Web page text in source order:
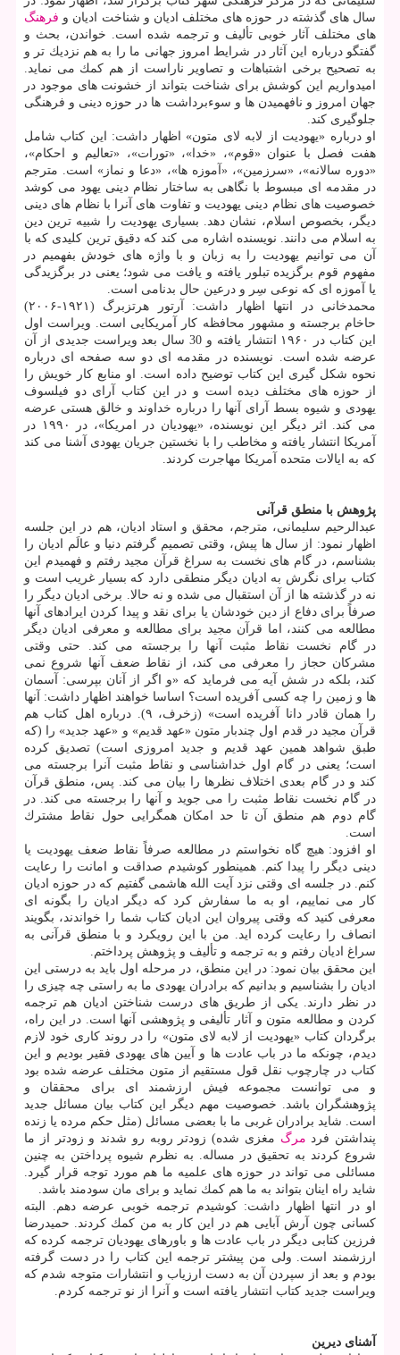
سال های گذشته در حوزه های مختلف ادیان و شناخت ادیان و فرهنگ
های مختلف آثار خوبی تألیف و ترجمه شده است. خواندن، بحث و
گفتگو درباره این آثار در شرایط امروز جهانی ما را به هم نزدیك تر و
به تصحیح برخی اشتباهات و تصاویر ناراست از هم كمك می نماید.
امیدواریم این كوشش برای شناخت بتواند از خشونت های موجود در
جهان امروز و نافهمیدن ها و سوءبرداشت ها در حوزه دینی و فرهنگی
جلوگیری كند.
او درباره «یهودیت از لابه لای متون» اظهار داشت: این كتاب شامل
هفت فصل با عنوان «قوم»، «خدا»، «تورات»، «تعالیم و احكام»،
«دوره سالانه»، «سرزمین»، «آموزه ها»، «دعا و نماز» است. مترجم
در مقدمه ای مبسوط با نگاهی به ساختار نظام دینی یهود می كوشد
خصوصیت های نظام دینی یهودیت و تفاوت های آنرا با نظام های دینی
دیگر، بخصوص اسلام، نشان دهد. بسیاری یهودیت را شبیه ترین دین
به اسلام می دانند. نویسنده اشاره می كند كه دقیق ترین كلیدی كه با
آن می توانیم یهودیت را به زبان و با واژه های خودش بفهمیم در
مفهوم قوم برگزیده تبلور یافته و یافت می شود؛ یعنی در برگزیدگی
یا آموزه ای كه نوعی سِر و درعین حال بدنامی است.
محمدخانی در انتها اظهار داشت: آرتور هرتزبرگ (۱۹۲۱-۲۰۰۶)
حاخام برجسته و مشهور محافظه كار آمریكایی است. ویراست اول
این كتاب در ۱۹۶۰ انتشار یافته و 30 سال بعد ویراست جدیدی از آن
عرضه شده است. نویسنده در مقدمه ای دو سه صفحه ای درباره
نحوه شكل گیری این كتاب توضیح داده است. او منابع كار خویش را
از حوزه های مختلف دیده است و در این كتاب آرای دو فیلسوف
یهودی و شیوه بسط آرای آنها را درباره خداوند و خالق هستی عرضه
می كند. اثر دیگر این نویسنده، «یهودیان در امریكا»، در ۱۹۹۰ در
آمریكا انتشار یافته و مخاطب را با نخستین جریان یهودی آشنا می كند
كه به ایالات متحده آمریكا مهاجرت كردند.
پژوهش با منطق قرآنی
عبدالرحیم سلیمانی، مترجم، محقق و استاد ادیان، هم در این جلسه
اظهار نمود: از سال ها پیش، وقتی تصمیم گرفتم دنیا و عالَم ادیان را
بشناسم، در گام های نخست به سراغ قرآن مجید رفتم و فهمیدم این
كتاب برای نگرش به ادیان دیگر منطقی دارد كه بسیار غریب است و
نه در گذشته ها از آن استقبال می شده و نه حالا. برخی ادیان دیگر را
صرفاً برای دفاع از دین خودشان یا برای نقد و پیدا كردن ایرادهای آنها
مطالعه می كنند، اما قرآن مجید برای مطالعه و معرفی ادیان دیگر
در گام نخست نقاط مثبت آنها را برجسته می كند. حتی وقتی
مشركان حجاز را معرفی می كند، از نقاط ضعف آنها شروع نمی
كند، بلكه در شش آیه می فرماید كه «و اگر از آنان بپرسی: آسمان
ها و زمین را چه كسی آفریده است؟ اساسا خواهند اظهار داشت: آنها
را همان قادر دانا آفریده است» (زخرف، ۹). درباره اهل كتاب هم
قرآن مجید در قدم اول چندبار متون «عهد قدیم» و «عهد جدید» را (كه
طبق شواهد همین عهد قدیم و جدید امروزی است) تصدیق كرده
است؛ یعنی در گام اول خداشناسی و نقاط مثبت آنرا برجسته می
كند و در گام بعدی اختلاف نظرها را بیان می كند. پس، منطق قرآن
در گام نخست نقاط مثبت را می جوید و آنها را برجسته می كند. در
گام دوم هم منطق آن تا حد امكان همگرایی حول نقاط مشترك
است.
او افزود: هیچ گاه نخواستم در مطالعه صرفاً نقاط ضعف یهودیت یا
دینی دیگر را پیدا كنم. همینطور كوشیدم صداقت و امانت را رعایت
كنم. در جلسه ای وقتی نزد آیت الله هاشمی گفتیم كه در حوزه ادیان
كار می نماییم، او به ما سفارش كرد كه دیگر ادیان را بگونه ای
معرفی كنید كه وقتی پیروان این ادیان كتاب شما را خواندند، بگویند
انصاف را رعایت كرده اید. من با این رویكرد و با منطق قرآنی به
سراغ ادیان رفتم و به ترجمه و تألیف و پژوهش پرداختم.
این محقق بیان نمود: در این منطق، در مرحله اول باید به درستی این
ادیان را بشناسیم و بدانیم كه برادران یهودی ما به راستی چه چیزی را
در نظر دارند. یكی از طریق های درست شناختن ادیان هم ترجمه
كردن و مطالعه متون و آثار تألیفی و پژوهشی آنها است. در این راه،
برگردان كتاب «یهودیت از لابه لای متون» را در روند كاری خود لازم
دیدم، چونكه ما در باب عادت ها و آیین های یهودی فقیر بودیم و این
كتاب در چارچوب نقل قول مستقیم از متون مختلف عرضه شده بود
و می توانست مجموعه فیش ارزشمند ای برای محققان و
پژوهشگران باشد. خصوصیت مهم دیگر این كتاب بیان مسائل جدید
است. شاید برادران غربی ما با بعضی مسائل (مثل حكم مرده یا زنده
پنداشتن فرد مرگ مغزی شده) زودتر روبه رو شدند و زودتر از ما
شروع كردند به تحقیق در مساله. به نظرم شیوه پرداختن به چنین
مسائلی می تواند در حوزه های علمیه ما هم مورد توجه قرار گیرد.
شاید راه اینان بتواند به ما هم كمك نماید و برای مان سودمند باشد.
او در انتها اظهار داشت: كوشیدم ترجمه خوبی عرضه دهم. البته
كسانی چون آرش آبایی هم در این كار به من كمك كردند. حمیدرضا
فرزین كتابی دیگر در باب عادت ها و باورهای یهودیان ترجمه كرده كه
ارزشمند است. ولی من پیشتر ترجمه این كتاب را در دست گرفته
بودم و بعد از سپردن آن به دست ارزیاب و انتشارات متوجه شدم كه
ویراست جدید كتاب انتشار یافته است و آنرا از نو ترجمه كردم.
آشنای دیرین